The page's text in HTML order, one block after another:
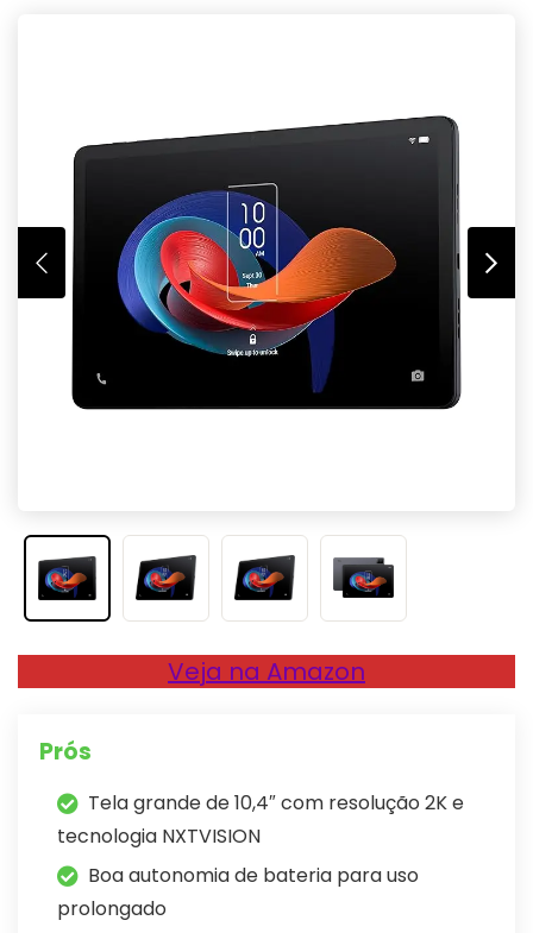
Veja na Amazon
Prós
Tela grande de 10,4″ com resolução 2K e
tecnologia NXTVISION
Boa autonomia de bateria para uso
prolongado